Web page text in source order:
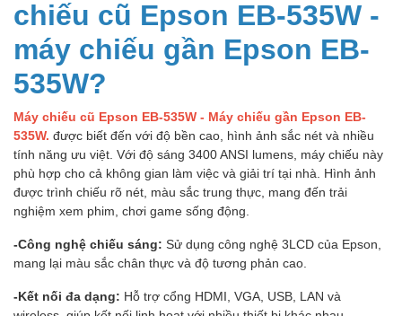
chiếu cũ Epson EB-535W -
máy chiếu gần Epson EB-
535W?
Máy chiếu cũ Epson EB-535W - Máy chiếu gần Epson EB-
535W. được biết đến với độ bền cao, hình ảnh sắc nét và nhiều
tính năng ưu việt. Với độ sáng 3400 ANSI lumens, máy chiếu này
phù hợp cho cả không gian làm việc và giải trí tại nhà. Hình ảnh
được trình chiếu rõ nét, màu sắc trung thực, mang đến trải
nghiệm xem phim, chơi game sống động.
-Công nghệ chiếu sáng: Sử dụng công nghệ 3LCD của Epson,
mang lại màu sắc chân thực và độ tương phản cao.
-Kết nối đa dạng: Hỗ trợ cổng HDMI, VGA, USB, LAN và